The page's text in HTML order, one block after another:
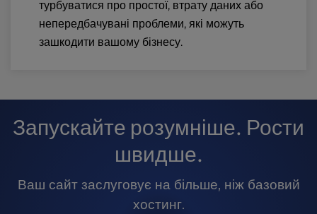
турбуватися про простої, втрату даних або
непередбачувані проблеми, які можуть
зашкодити вашому бізнесу.
Запускайте розумніше. Рости
швидше.
Ваш сайт заслуговує на більше, ніж базовий
хостинг.